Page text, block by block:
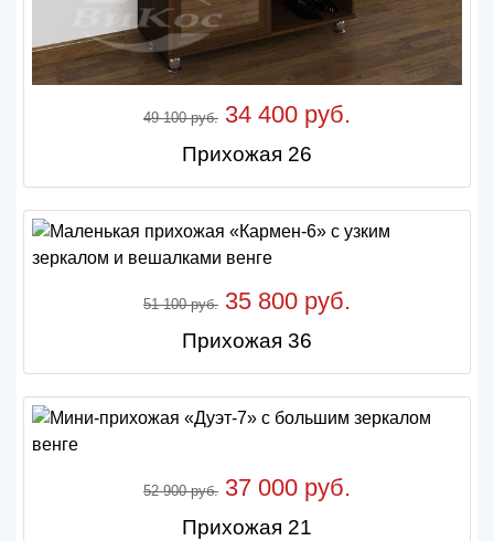
49 100 руб. 34 400 руб.
Прихожая 26
51 100 руб. 35 800 руб.
Прихожая 36
52 900 руб. 37 000 руб.
Прихожая 21